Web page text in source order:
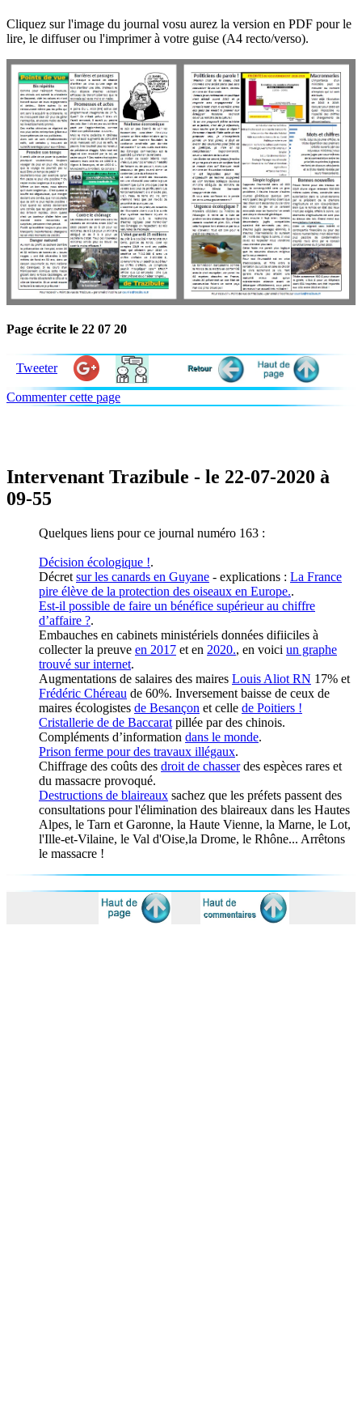
Cliquez sur l'image du journal vosu aurez la version en PDF pour le
lire, le diffuser ou l'imprimer à votre guise (A4 recto/verso).
Page écrite le 22 07 20
Tweeter
Commenter cette page
Intervenant Trazibule - le 22-07-2020 à
09-55
Quelques liens pour ce journal numéro 163 :
Décision écologique !.
Décret sur les canards en Guyane - explications : La France
pire élève de la protection des oiseaux en Europe..
Est-il possible de faire un bénéfice supérieur au chiffre
d’affaire ?.
Embauches en cabinets ministériels données difiiciles à
collecter la preuve en 2017 et en 2020., en voici un graphe
trouvé sur internet.
Augmentations de salaires des maires Louis Aliot RN 17% et
Frédéric Chéreau de 60%. Inversement baisse de ceux de
maires écologistes de Besançon et celle de Poitiers !
Cristallerie de de Baccarat pillée par des chinois.
Compléments d’information dans le monde.
Prison ferme pour des travaux illégaux.
Chiffrage des coûts des droit de chasserdes espèces rares et
du massacre provoqué.
Destructions de blaireaux sachez que les préfets passent des
consultations pour l'élimination des blaireaux dans les Hautes
Alpes, le Tarn et Garonne, la Haute Vienne, la Marne, le Lot,
l'Ille-et-Vilaine, le Val d'Oise,la Drome, le Rhône... Arrêtons
le massacre !